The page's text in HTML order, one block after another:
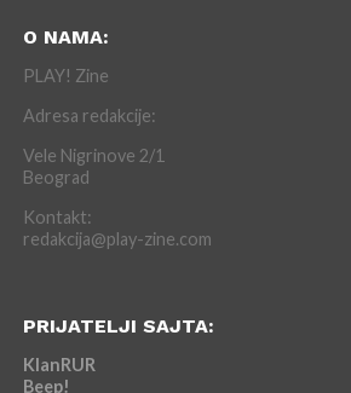
O NAMA:
PLAY! Zine
Adresa redakcije:
Vele Nigrinove 2/1
Beograd
Kontakt:
redakcija@play-zine.com
PRIJATELJI SAJTA:
KlanRUR
Beep!